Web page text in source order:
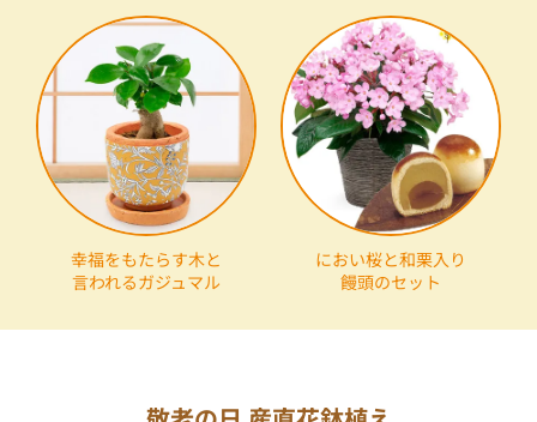
幸福をもたらす木と
言われるガジュマル
におい桜と和栗入り
饅頭のセット